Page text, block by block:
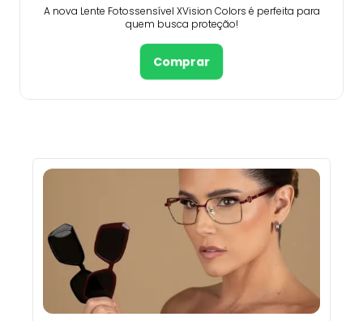
A nova Lente Fotossensível XVision Colors é perfeita para
quem busca proteção!
Comprar